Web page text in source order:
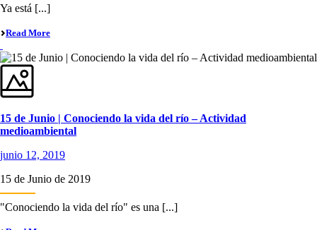
Ya está [...]
Read More
15 de Junio | Conociendo la vida del río – Actividad
medioambiental
junio 12, 2019
15 de Junio de 2019
"Conociendo la vida del río" es una [...]